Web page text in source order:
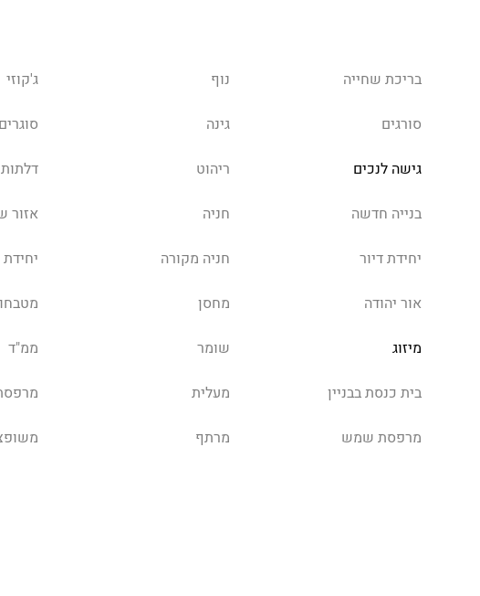
בריכת שחייה נוף ג'קוזי
סורגים גינה
גישה לנכים ריהוט
בנייה חדשה חניה אזור
יחידת דיור חניה מקורה
אור יהודה מחסן
מיזוג שומר ממ"ד
בית כנסת בבניין מעלית
מרפסת שמש מרתף